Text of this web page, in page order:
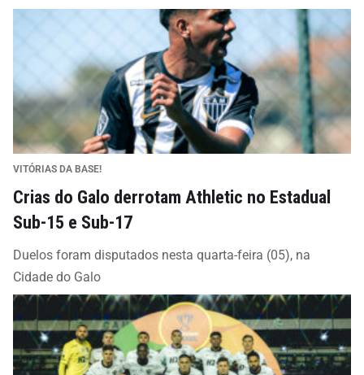
VITÓRIAS DA BASE!
Crias do Galo derrotam Athletic no Estadual
Sub-15 e Sub-17
Duelos foram disputados nesta quarta-feira (05), na
Cidade do Galo